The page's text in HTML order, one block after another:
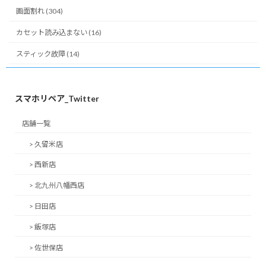
画面割れ (304)
カセット読み込まない (16)
スティック故障 (14)
スマホリペア_Twitter
店舗一覧
> 久留米店
> 西新店
> 北九州八幡西店
> 日田店
> 飯塚店
> 佐世保店